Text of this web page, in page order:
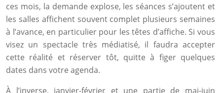
ces mois, la demande explose, les séances s’ajoutent et
les salles affichent souvent complet plusieurs semaines
à l’avance, en particulier pour les têtes d’affiche. Si vous
visez un spectacle très médiatisé, il faudra accepter
cette réalité et réserver tôt, quitte à figer quelques
dates dans votre agenda.
À l’inverse, janvier-février et une partie de mai-juin